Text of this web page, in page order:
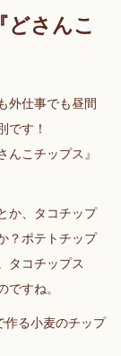
どさんこ
外仕事でも昼間
です！
こチップス』
か、タコチップ
？ポテトチップ
タコチップス
すね。
作る小麦のチップ